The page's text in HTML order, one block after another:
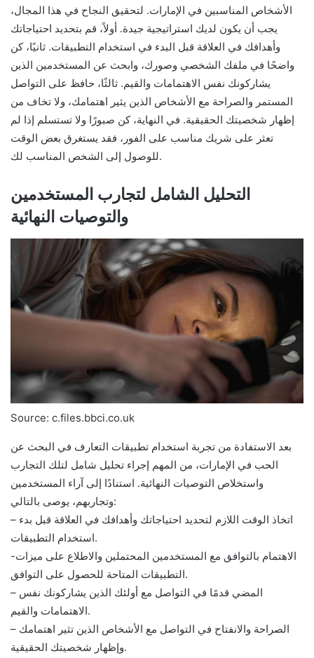
الأشخاص المناسبين في الإمارات. لتحقيق النجاح في هذا المجال،
يجب أن يكون لديك استراتيجية جيدة. أولاً، قم بتحديد احتياجاتك
وأهدافك في العلاقة قبل البدء في استخدام التطبيقات. ثانيًا، كن
واضحًا في ملفك الشخصي وصورك، وابحث عن المستخدمين الذين
يشاركونك نفس الاهتمامات والقيم. ثالثًا، حافظ على التواصل
المستمر والصراحة مع الأشخاص الذين يثير اهتمامك، ولا تخاف من
إظهار شخصيتك الحقيقية. في النهاية، كن صبورًا ولا تستسلم إذا لم
تعثر على شريك مناسب على الفور، فقد يستغرق بعض الوقت
للوصول إلى الشخص المناسب لك.
التحليل الشامل لتجارب المستخدمين
والتوصيات النهائية
Source: c.files.bbci.co.uk
بعد الاستفادة من تجربة استخدام تطبيقات التعارف في البحث عن
الحب في الإمارات، من المهم إجراء تحليل شامل لتلك التجارب
واستخلاص التوصيات النهائية. استنادًا إلى آراء المستخدمين
وتجاربهم، يوصى بالتالي:
– اتخاذ الوقت اللازم لتحديد احتياجاتك وأهدافك في العلاقة قبل بدء
استخدام التطبيقات.
-الاهتمام بالتوافق مع المستخدمين المحتملين والاطلاع على ميزات
التطبيقات المتاحة للحصول على التوافق.
– المضي قدمًا في التواصل مع أولئك الذين يشاركونك نفس
الاهتمامات والقيم.
– الصراحة والانفتاح في التواصل مع الأشخاص الذين تثير اهتمامك
وإظهار شخصيتك الحقيقية.